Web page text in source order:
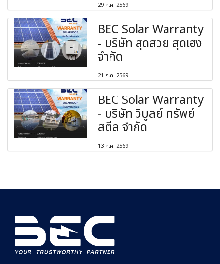
29 ก.ค. 2569
BEC Solar Warranty
- บริษัท สุดสวย สุดเฮง
จำกัด
21 ก.ค. 2569
BEC Solar Warranty
- บริษัท วิบูลย์ ทรัพย์
สตีล จำกัด
13 ก.ค. 2569